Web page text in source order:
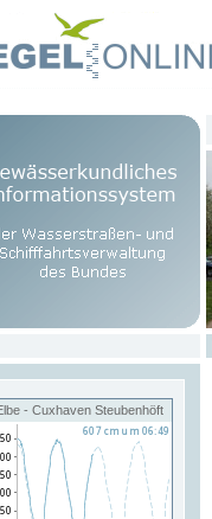
- Cuxhaven Steubenhöft